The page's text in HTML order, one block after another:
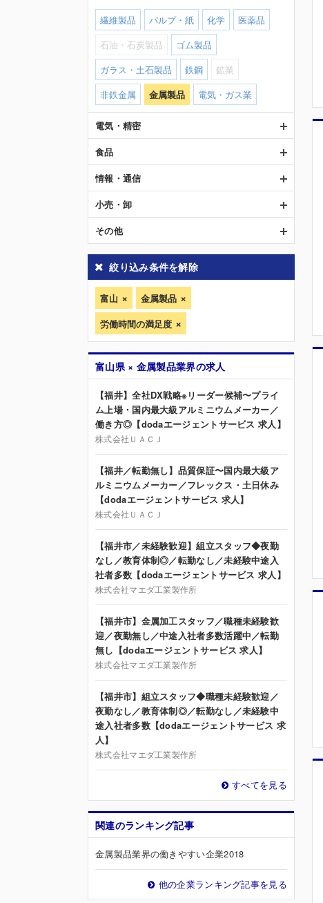
繊維製品 パルプ・紙 化学
医薬品
石油・石炭製品
ゴム製品
ガラス・土石製品
鉄鋼
鉱業
非鉄金属
金属製品 電気・ガス業
電気・精密
食品
情報・通信
小売・卸
その他
絞り込み条件を解除
富山
金属製品
労働時間の満足度
富山県 × 金属製品業界の求人
【福井】全社DX戦略※リーダー候補〜プライ
ム上場・国内最大級アルミニウムメーカー／
働き方◎【dodaエージェントサービス 求人】
株式会社ＵＡＣＪ
【福井／転勤無し】品質保証〜国内最大級ア
ルミニウムメーカー／フレックス・土日休み
【dodaエージェントサービス 求人】
株式会社ＵＡＣＪ
【福井市／未経験歓迎】組立スタッフ◆夜勤
なし／教育体制◎／転勤なし／未経験中途入
社者多数【dodaエージェントサービス 求人】
株式会社マエダ工業製作所
【福井市】金属加工スタッフ／職種未経験歓
迎／夜勤無し／中途入社者多数活躍中／転勤
無し【dodaエージェントサービス 求人】
株式会社マエダ工業製作所
【福井市】組立スタッフ◆職種未経験歓迎／
夜勤なし／教育体制◎／転勤なし／未経験中
途入社者多数【dodaエージェントサービス 求
人】
株式会社マエダ工業製作所
すべてを見る
関連のランキング記事
金属製品業界の働きやすい企業2018
他の企業ランキング記事を見る